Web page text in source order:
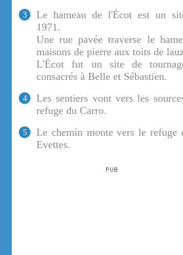
3
Le hameau de l'Écot est un
1971.
Une rue pavée traverse le
maisons de pierre aux toits de
L'Écot fut un site de
consacrés à Belle et Sébastien.
4
Les sentiers vont vers les
refuge du Carro.
5
Le chemin monte vers le refuge
Evettes.